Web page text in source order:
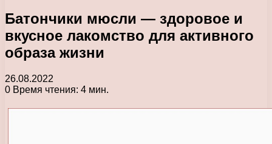
Батончики мюсли — здоровое и
вкусное лакомство для активного
образа жизни
26.08.2022
0 Время чтения: 4 мин.